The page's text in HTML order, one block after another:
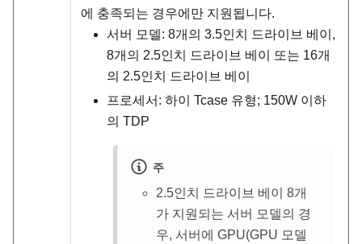
에 충족되는 경우에만 지원됩니다.
서버 모델: 8개의 3.5인치 드라이브 베이,
8개의 2.5인치 드라이브 베이 또는 16개
의 2.5인치 드라이브 베이
프로세서: 하이 Tcase 유형; 150W 이하
의 TDP
주
2.5인치 드라이브 베이 8개
가 지원되는 서버 모델의 경
우, 서버에 GPU(GPU 모델